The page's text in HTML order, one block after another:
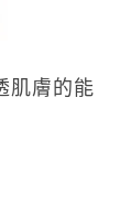
肌膚的能